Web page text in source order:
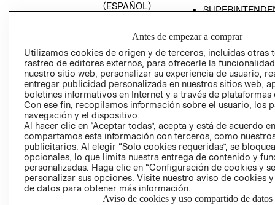
(ESPAÑOL)
TRANSPARENCIA
Y ÉTICA (INGLÉS)
COMERCIO - SIC
PETICIONES
QUEJAS Y
RECLAMOS
Colombia ($)
CAMBIAR REGIÓN
Antes de empezar a comprar
Utilizamos cookies de origen y de terceros, incluidas otras
rastreo de editores externos, para ofrecerle la
nuestro sitio web, personalizar su experiencia de usuario,
entregar publicidad personalizada en nuestros sitios web,
boletines informativos en Internet y a través de plataformas
Con ese fin, recopilamos información sobre el usuario, los
navegación y el dispositivo.
Al hacer clic en “Aceptar todas”, acepta y está de acuerdo
compartamos esta información con terceros, como
publicitarios. Al elegir “Solo cookies requeridas”, se
opcionales, lo que limita nuestra entrega de contenido y
personalizadas. Haga clic en “Configuración de cookies y
personalizar sus opciones. Visite nuestro aviso de cookies
de datos para obtener más información.
Aviso de cookies y uso compartido de datos